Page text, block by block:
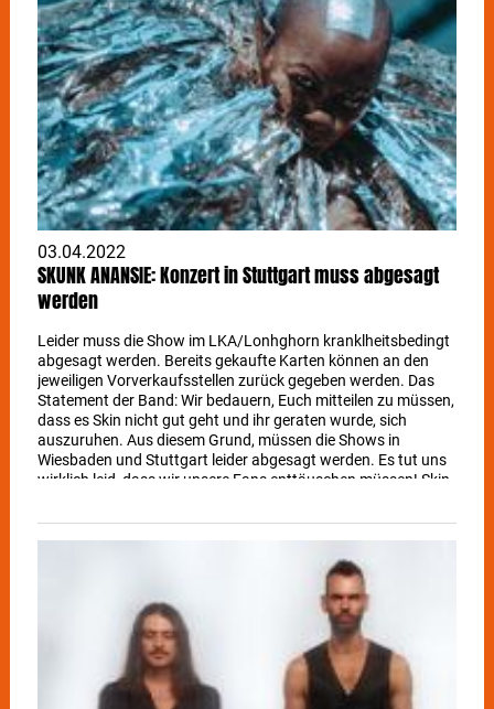
03.04.2022
SKUNK ANANSIE: Konzert in Stuttgart muss abgesagt
werden
Leider muss die Show im LKA/Lonhghorn kranklheitsbedingt
abgesagt werden. Bereits gekaufte Karten können an den
jeweiligen Vorverkaufsstellen zurück gegeben werden. Das
Statement der Band: Wir bedauern, Euch mitteilen zu müssen,
dass es Skin nicht gut geht und ihr geraten wurde, sich
auszuruhen. Aus diesem Grund, müssen die Shows in
Wiesbaden und Stuttgart leider abgesagt werden. Es tut uns
wirklich leid, dass wir unsere Fans enttäuschen müssen! Skin
braucht Zeit, um ihre Stimme zu schonen und 100% fit zu
werden. Wir haben diese Entscheidung nicht leichtfertig
getroffen und sind uns bewusst, dass dies Reisepläne
durcheinander bringt. Skin hat alles versucht, aber nachdem
sie heute Abend einen Arzt aufgesucht hat, bleibt Skunk
Anansie nichts anderes übrig, als die nächsten beiden Shows
abzusagen. Der Rest der Tournee wird wie geplant
stattfinden. Vielen Dank für Euer Verständnis und Eure
Unterstützung. Tickets können an bekannten
Vorverkaufsstellen zurückgegeben werden.